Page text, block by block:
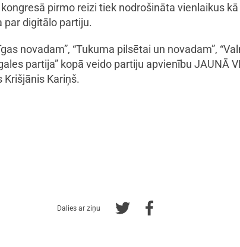
pirmo reizi tiek nodrošināta vienlaikus
par digitālo partiju.
novadam”, “Tukuma pilsētai un novadam”,
partija” kopā veido partiju apvienību JAUNĀ
Kariņš.
Dalies ar ziņu